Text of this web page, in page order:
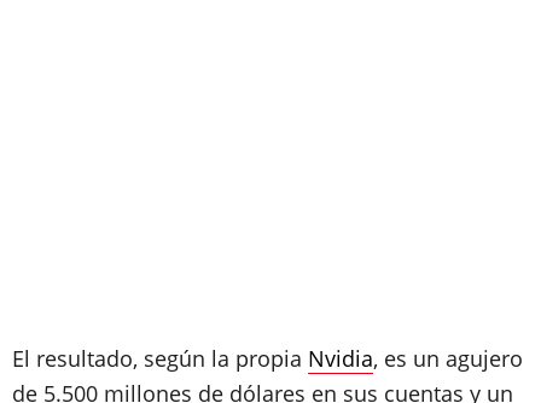
El resultado, según la propia Nvidia, es un agujero
de 5.500 millones de dólares en sus cuentas y un